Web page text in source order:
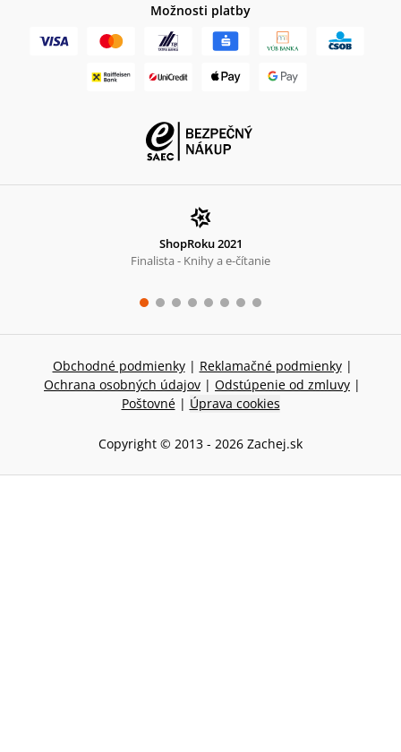
Možnosti platby
ShopRoku 2021
Finalista - Knihy a e-čítanie
Obchodné podmienky | Reklamačné podmienky |
Ochrana osobných údajov | Odstúpenie od zmluvy |
Poštovné | Úprava cookies
Copyright © 2013 - 2026 Zachej.sk